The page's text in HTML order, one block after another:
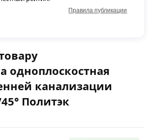
одноплоскостная
канализации
Политэк
Правила публикации